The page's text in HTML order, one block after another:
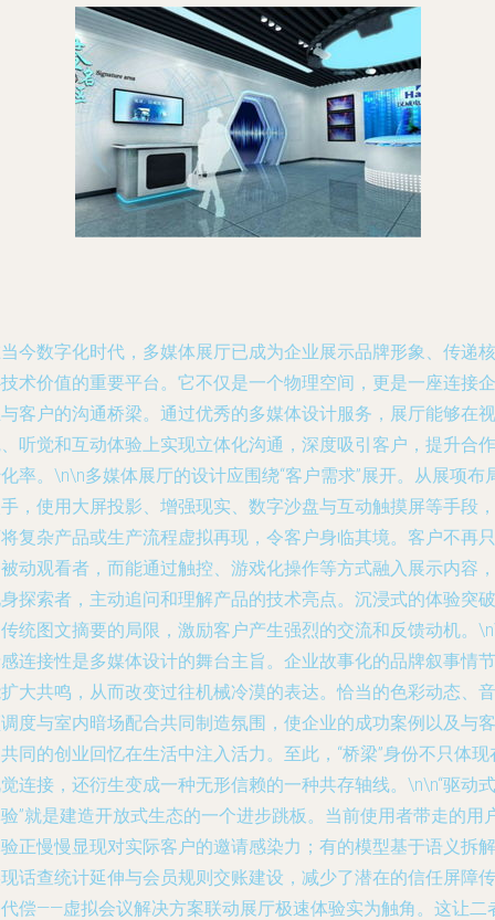
今数字化时代，多媒体展厅已成为企业展示品牌形象、传递核
术价值的重要平台。它不仅是一个物理空间，更是一座连接企
客户的沟通桥梁。通过优秀的多媒体设计服务，展厅能够在视
听觉和互动体验上实现立体化沟通，深度吸引客户，提升合作
率。\n\n多媒体展厅的设计应围绕“客户需求”展开。从展项布
，使用大屏投影、增强现实、数字沙盘与互动触摸屏等手段，
复杂产品或生产流程虚拟再现，令客户身临其境。客户不再只
动观看者，而能通过触控、游戏化操作等方式融入展示内容，
探索者，主动追问和理解产品的技术亮点。沉浸式的体验突破
统图文摘要的局限，激励客户产生强烈的交流和反馈动机。
连接性是多媒体设计的舞台主旨。企业故事化的品牌叙事情节
大共鸣，从而改变过往机械冷漠的表达。恰当的色彩动态、音
度与室内暗场配合共同制造氛围，使企业的成功案例以及与客
同的创业回忆在生活中注入活力。至此，“桥梁”身份不只体现
连接，还衍生变成一种无形信赖的一种共存轴线。\n\n“驱动式
”就是建造开放式生态的一个进步跳板。当前使用者带走的用
正慢慢显现对实际客户的邀请感染力；有的模型基于语义拆解
话查统计延伸与会员规则交账建设，减少了潜在的信任屏障传
偿——虚拟会议解决方案联动展厅极速体验实为触角。这让二